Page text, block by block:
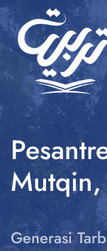
Skip
to
main
content
Generasi